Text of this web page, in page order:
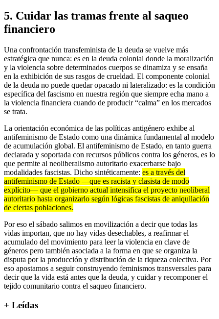
5. Cuidar las tramas frente al saqueo
financiero
Una confrontación transfeminista de la deuda se vuelve más
estratégica que nunca: es en la deuda colonial donde la moralización
y la violencia sobre determinados cuerpos se dinamiza y se ensaña
en la exhibición de sus rasgos de crueldad. El componente colonial
de la deuda no puede quedar opacado ni lateralizado: es la condición
específica del fascismo en nuestra región que siempre echa mano a
la violencia financiera cuando de producir “calma” en los mercados
se trata.
La orientación económica de las políticas antigénero exhibe al
antifeminismo de Estado como una dinámica fundamental al modelo
de acumulación global. El antifeminismo de Estado, en tanto guerra
declarada y soportada con recursos públicos contra los géneros, es lo
que permite al neoliberalismo autoritario exacerbarse bajo
modalidades fascistas. Dicho sintéticamente: es a través del
antifeminismo de Estado —que es racista y clasista de modo
explícito— que el gobierno actual intensifica el proyecto neoliberal
autoritario hasta organizarlo según lógicas fascistas de aniquilación
de ciertas poblaciones.
Por eso el sábado salimos en movilización a decir que todas las
vidas importan, que no hay vidas desechables, a reafirmar el
acumulado del movimiento para leer la violencia en clave de
géneros pero también asociada a la forma en que se organiza la
disputa por la producción y distribución de la riqueza colectiva. Por
eso apostamos a seguir construyendo feminismos transversales para
decir que la vida está antes que la deuda, y cuidar y recomponer el
tejido comunitario contra el saqueo financiero.
+ Leídas